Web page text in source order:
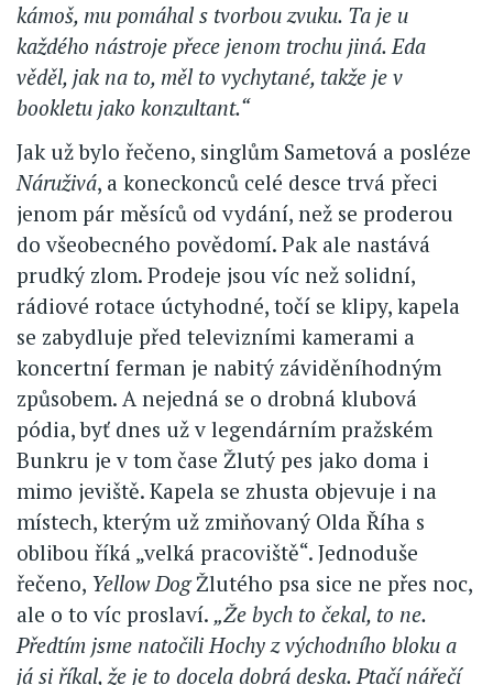
kámoš, mu pomáhal s tvorbou zvuku. Ta je u
každého nástroje přece jenom trochu jiná. Eda
věděl, jak na to, měl to vychytané, takže je v
bookletu jako konzultant.“
Jak už bylo řečeno, singlům Sametová a posléze
Náruživá, a koneckonců celé desce trvá přeci
jenom pár měsíců od vydání, než se proderou
do všeobecného povědomí. Pak ale nastává
prudký zlom. Prodeje jsou víc než solidní,
rádiové rotace úctyhodné, točí se klipy, kapela
se zabydluje před televizními kamerami a
koncertní ferman je nabitý záviděníhodným
způsobem. A nejedná se o drobná klubová
pódia, byť dnes už v legendárním pražském
Bunkru je v tom čase Žlutý pes jako doma i
mimo jeviště. Kapela se zhusta objevuje i na
místech, kterým už zmiňovaný Olda Říha s
oblibou říká „velká pracoviště“. Jednoduše
řečeno, Yellow DogŽlutého psa sice ne přes noc,
ale o to víc proslaví. „Že bych to čekal, to ne.
Předtím jsme natočili Hochy z východního bloku a
já si říkal, že je to docela dobrá deska. Ptačí nářečí